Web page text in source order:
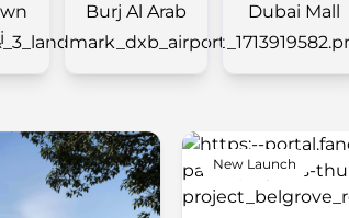
Burj Al Arab
Dubai Mall
New Launch